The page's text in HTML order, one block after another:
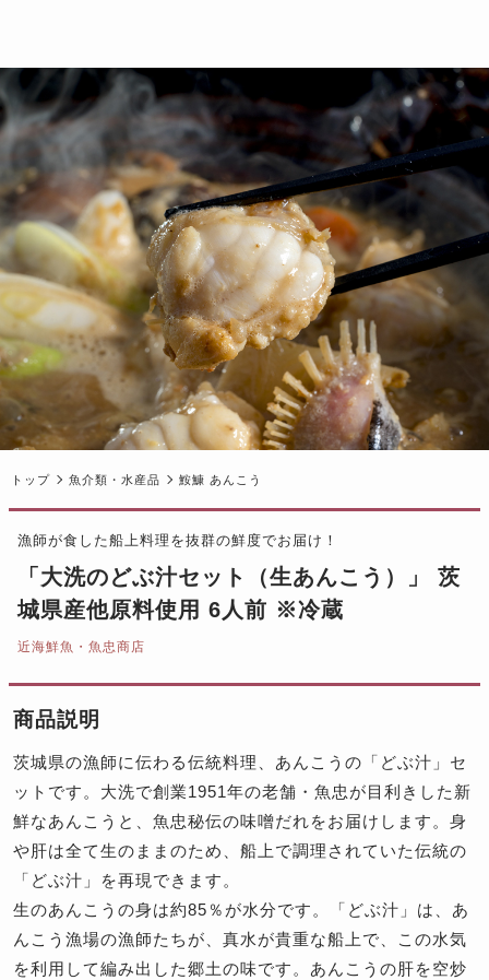
トップ 魚介類・水産品 鮟鱇 あんこう
漁師が食した船上料理を抜群の鮮度でお届け！
「大洗のどぶ汁セット（生あんこう）」 茨
城県産他原料使用 6人前 ※冷蔵
近海鮮魚・魚忠商店
商品説明
茨城県の漁師に伝わる伝統料理、あんこうの「どぶ汁」セ
ットです。大洗で創業1951年の老舗・魚忠が目利きした新
鮮なあんこうと、魚忠秘伝の味噌だれをお届けします。身
や肝は全て生のままのため、船上で調理されていた伝統の
「どぶ汁」を再現できます。
生のあんこうの身は約85％が水分です。「どぶ汁」は、あ
んこう漁場の漁師たちが、真水が貴重な船上で、この水気
を利用して編み出した郷土の味です。あんこうの肝を空炒